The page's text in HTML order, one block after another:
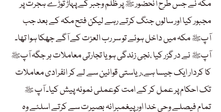
مکہ نے جس طرح آنحضور ﷺ پر ظلم وجبر کے پہاڑ توڑے ہجرت پر
مجبور کیا اور سالوں جنگ کرتے رہے لیکن فتح مکہ کے بعد جب
آپﷺ مکہ میں داخل ہوئے تو سر رب العزت کے آگے جھکا ہوا تھا۔
آپﷺ نے در گزر کیا ،نجی زندگی ہو یا تجارتی معاملات ہر جگہ آپﷺ
کا کردار ایک جیسا ہے،ریاستی قوانین سے لے کر انفرادی معاملات
تک احکام پر عمل کر کے امت کوعملی نمونہ پیش کیا۔ آپ ﷺ
تمام فیصلے وحی خدا اور پیغمبرانہ بصیرت سے کرتے اسلئے وہ